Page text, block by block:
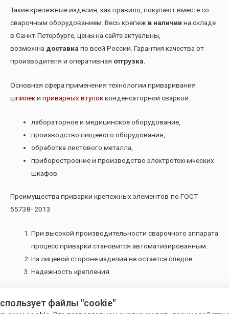
Такие крепежные изделия, как правило, покупают вместе со
сварочным оборудованием. Весь крепеж в наличии на складе
в Санкт-Петербурге, цены на сайте актуальны,
возможна доставка по всей России. Гарантия качества от
производителя и оперативная отгрузка.
Основная сфера применения технологии приваривания
шпилеки приварных втулокконденсаторной сваркой:
лабораторное и медицинское оборудование,
производство пищевого оборудования,
обработка листового металла,
приборостроение и производство электротехнических
шкафов.
Преимущества приварки крепежных элементов-по ГОСТ
55738- 2013
При высокой производительности сварочного аппарата
процесс приварки становится автоматизированным.
На лицевой стороне изделия не остается следов.
Надежность крепления.
или защитным газом и с возбуждением дуги размыканием
файлы "cookie"